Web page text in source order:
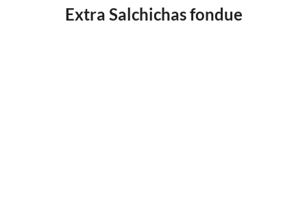
Extra Salchichas fondue